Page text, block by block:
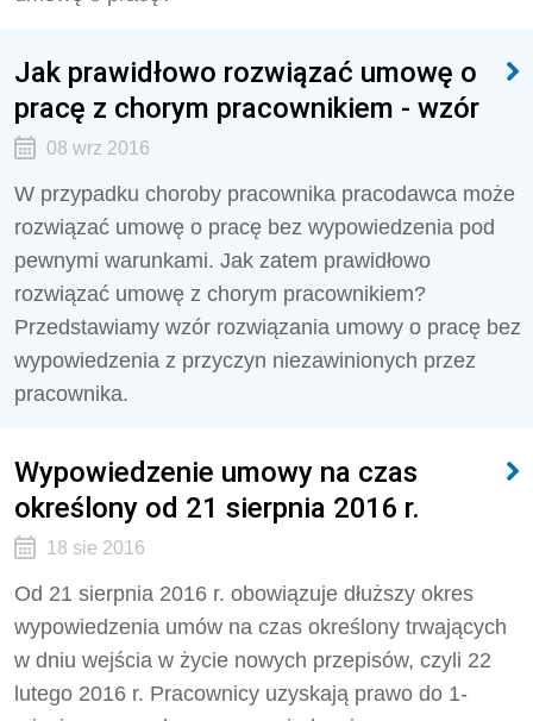
Jak prawidłowo rozwiązać umowę o
pracę z chorym pracownikiem - wzór
08 wrz 2016
W przypadku choroby pracownika pracodawca może
rozwiązać umowę o pracę bez wypowiedzenia pod
pewnymi warunkami. Jak zatem prawidłowo
rozwiązać umowę z chorym pracownikiem?
Przedstawiamy wzór rozwiązania umowy o pracę bez
wypowiedzenia z przyczyn niezawinionych przez
pracownika.
Wypowiedzenie umowy na czas
określony od 21 sierpnia 2016 r.
18 sie 2016
Od 21 sierpnia 2016 r. obowiązuje dłuższy okres
wypowiedzenia umów na czas określony trwających
w dniu wejścia w życie nowych przepisów, czyli 22
lutego 2016 r. Pracownicy uzyskają prawo do 1-